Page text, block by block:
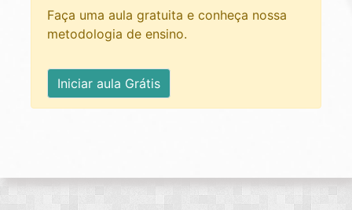
Faça uma aula gratuita e conheça nossa
metodologia de ensino.
Iniciar aula Grátis